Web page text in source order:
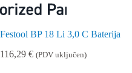
Festool BP 18 Li 3,0 C Baterija
116,29 € (PDV uključen)